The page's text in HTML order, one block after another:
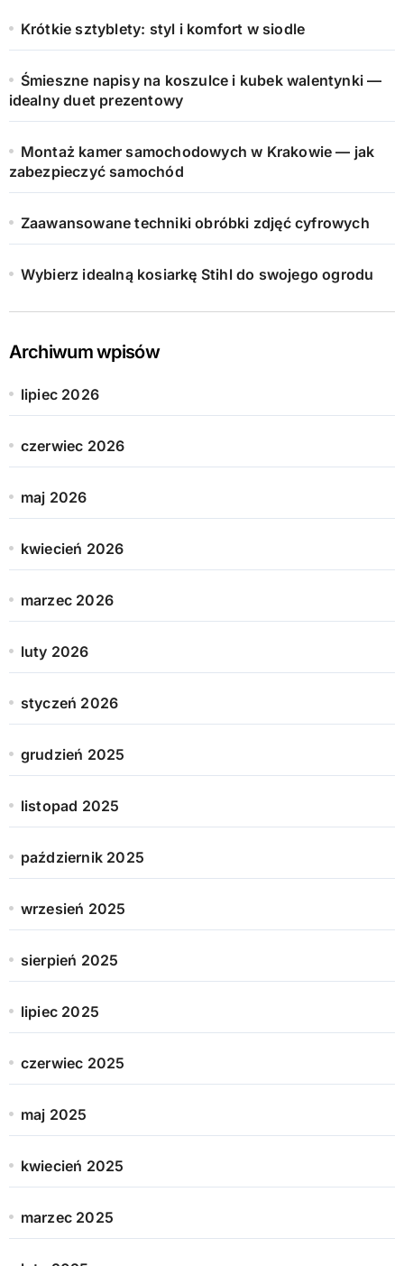
Krótkie sztyblety: styl i komfort w siodle
Śmieszne napisy na koszulce i kubek walentynki —
idealny duet prezentowy
Montaż kamer samochodowych w Krakowie — jak
zabezpieczyć samochód
Zaawansowane techniki obróbki zdjęć cyfrowych
Wybierz idealną kosiarkę Stihl do swojego ogrodu
Archiwum wpisów
lipiec 2026
czerwiec 2026
maj 2026
kwiecień 2026
marzec 2026
luty 2026
styczeń 2026
grudzień 2025
listopad 2025
październik 2025
wrzesień 2025
sierpień 2025
lipiec 2025
czerwiec 2025
maj 2025
kwiecień 2025
marzec 2025